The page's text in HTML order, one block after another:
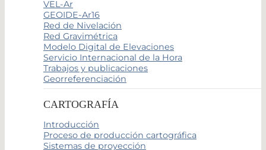
VEL-Ar
GEOIDE-Ar16
Red de Nivelación
Red Gravimétrica
Modelo Digital de Elevaciones
Servicio Internacional de la Hora
Trabajos y publicaciones
Georreferenciación
CARTOGRAFÍA
Introducción
Proceso de producción cartográfica
Sistemas de proyección